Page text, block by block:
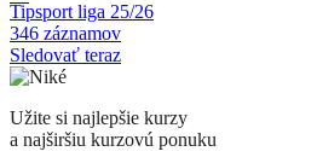
Tipsport liga 25/26
346 záznamov
Sledovať teraz
Užite si najlepšie kurzy
a najširšiu kurzovú ponuku